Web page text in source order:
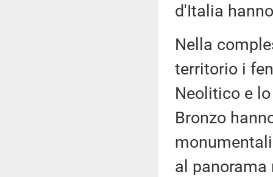
d'Italia
Nella
territorio i
Neolitico e
Bronzo
al panorama